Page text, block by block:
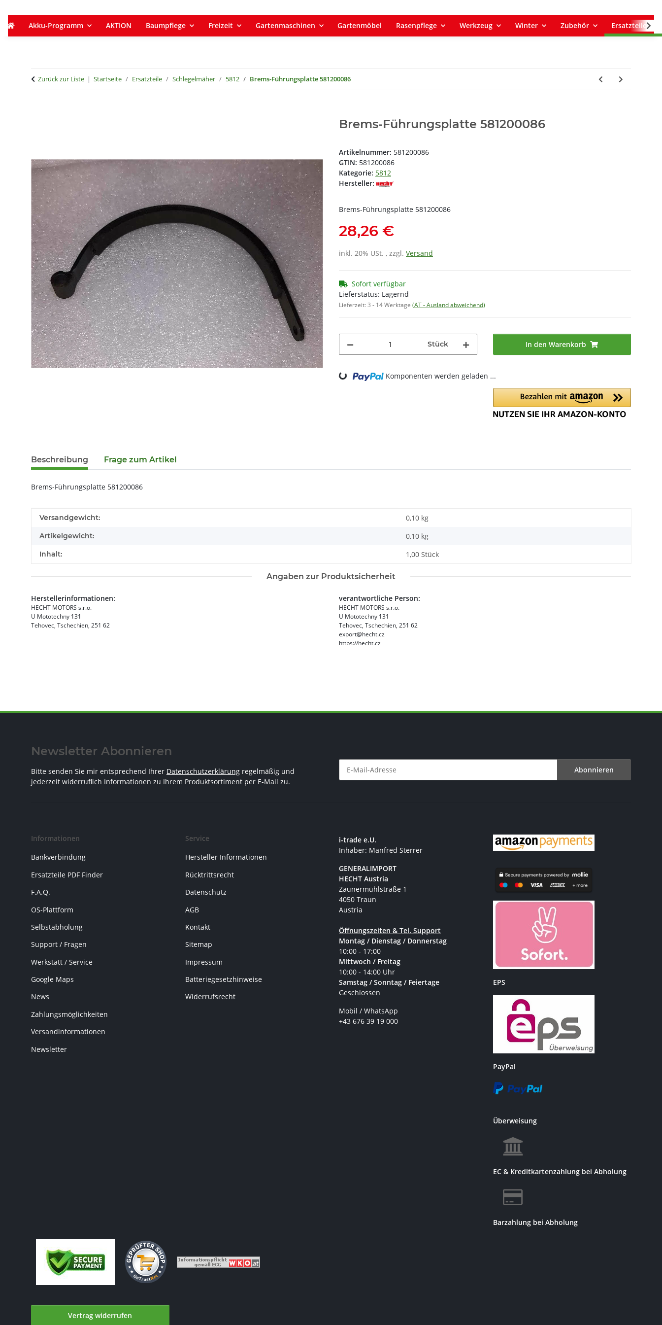
Akku-Programm AKTION Baumpflege Freizeit Gartenmaschinen Gartenmöbel Rasenpflege Werkzeug Winter Zubehör Ersatzteile
Zurück zur Liste Startseite Ersatzteile Schlegelmäher 5812 Brems-Führungsplatte 581200086
Brems-Führungsplatte 581200086
Artikelnummer: 581200086
GTIN: 581200086
Kategorie: 5812
Hersteller:
Brems-Führungsplatte 581200086
28,26 €
inkl. 20% USt. , zzgl. Versand
Sofort verfügbar
Lieferstatus: Lagernd
Lieferzeit:3 - 14 Werktage (AT - Ausland abweichend)
Stück In den Warenkorb
Loading... Komponenten werden geladen ...
Beschreibung Frage zum Artikel
Brems-Führungsplatte 581200086
Produkteigenschaft
Wert
Versandgewicht: 0,10 kg
Artikelgewicht: 0,10 kg
Inhalt: 1,00 Stück
Angaben zur Produktsicherheit
Herstellerinformationen:
HECHT MOTORS s.r.o.
U Mototechny 131
Tehovec, Tschechien, 251 62
verantwortliche Person:
HECHT MOTORS s.r.o.
U Mototechny 131
Tehovec, Tschechien, 251 62
export@hecht.cz
https://hecht.cz
Newsletter Abonnieren
Bitte senden Sie mir entsprechend Ihrer Datenschutzerklärung regelmäßig und
jederzeit widerruflich Informationen zu Ihrem Produktsortiment per E-Mail zu.
Abonnieren
Informationen
Bankverbindung
Ersatzteile PDF Finder
F.A.Q.
OS-Plattform
Selbstabholung
Support / Fragen
Werkstatt / Service
Google Maps
News
Zahlungsmöglichkeiten
Versandinformationen
Newsletter
Service
Hersteller Informationen
Rücktrittsrecht
Datenschutz
AGB
Kontakt
Sitemap
Impressum
Batteriegesetzhinweise
Widerrufsrecht
i-trade e.U.
Inhaber: Manfred Sterrer
GENERALIMPORT
HECHT Austria
Zaunermühlstraße 1
4050 Traun
Austria
Öffnungszeiten & Tel. Support
Montag / Dienstag / Donnerstag
10:00 - 17:00
Mittwoch / Freitag
10:00 - 14:00 Uhr
Samstag / Sonntag / Feiertage
Geschlossen
Mobil / WhatsApp
+43 676 39 19 000
EPS
PayPal
Überweisung
EC & Kreditkartenzahlung bei Abholung
Barzahlung bei Abholung
Vertrag widerrufen